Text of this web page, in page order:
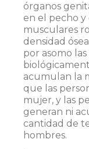
órganos
en el pecho y
musculares
densidad
por asomo
acumulan la
que las
mujer, y las
generan ni
cantidad de
hombres.